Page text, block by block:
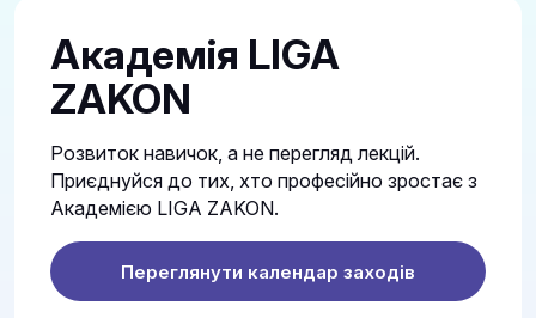
Академія LIGA
ZAKON
Розвиток навичок, а не перегляд лекцій.
Приєднуйся до тих, хто професійно зростає з
Академією LIGA ZAKON.
Переглянути календар заходів